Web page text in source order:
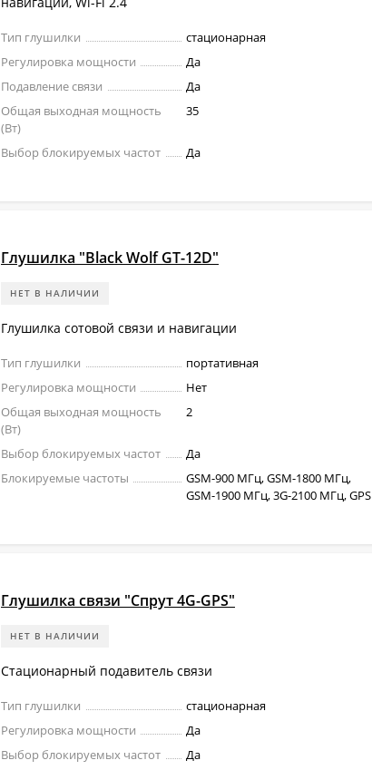
Тип глушилки
стационарная
Регулировка мощности
Да
Подавление связи
Да
Общая выходная мощность
(Вт)
35
Выбор блокируемых частот Да
Глушилка "Black Wolf GT-12D"
НЕТ В НАЛИЧИИ
Глушилка сотовой связи и навигации
Тип глушилки
портативная
Регулировка мощности
Нет
Общая выходная мощность
(Вт)
2
Выбор блокируемых частот
Да
Блокируемые частоты
GSM-900 МГц, GSM-1800 МГц,
GSM-1900 МГц, 3G-2100 МГц, GPS
Глушилка связи "Спрут 4G-GPS"
НЕТ В НАЛИЧИИ
Стационарный подавитель связи
Тип глушилки
стационарная
Регулировка мощности
Да
Выбор блокируемых частот
Да